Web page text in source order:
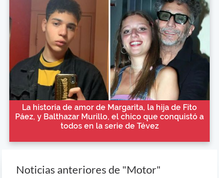
La historia de amor de Margarita, la hija de Fito
Páez, y Balthazar Murillo, el chico que conquistó a
todos en la serie de Tévez
Noticias anteriores de "Motor"